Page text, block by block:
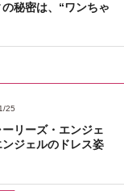
秘密は、“ワンちゃ
25
リーズ・エンジェ
ジェルのドレス姿